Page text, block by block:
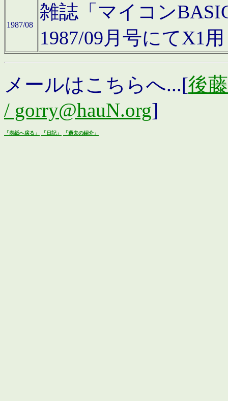
1987/08
雑誌「マイコン
1987/09月号にてX1
メールはこちらへ...[後
/ gorry@hauN.org]
「表紙へ戻る」 「日記」 「過去の紹介」